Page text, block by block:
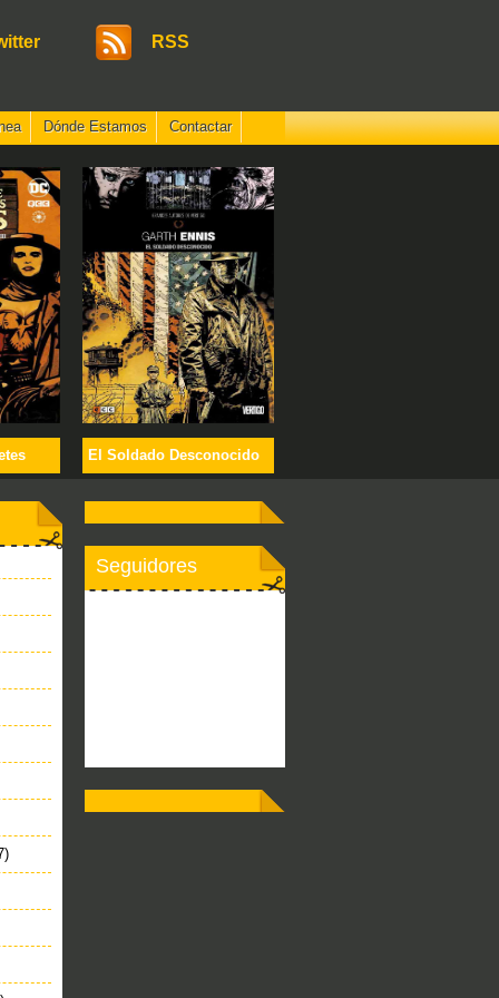
RSS
Dónde Estamos Contactar
El Soldado Desconocido
Seguidores